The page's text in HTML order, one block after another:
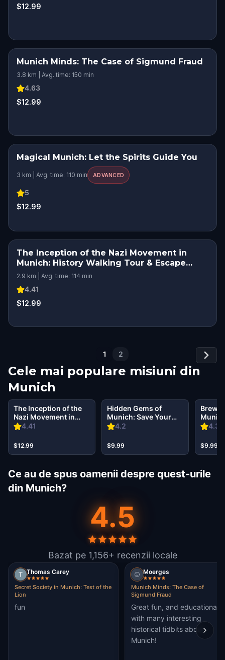
$12.99
Munich Minds: The Case of Sigmund Fraud
3.8 km | Avg. time: 150 min
4.63
$12.99
STEP INTO THE STORY
Magical Munich: Let the Spirits Guide You
3 km | Avg. time: 110 min ADVANCED
5
$12.99
The Inception of the Nazi Movement in
Munich: History Walking Tour & Escape
Game
2.9 km | Avg. time: 114 min
4.41
$12.99
1 2
Cele mai populare misiuni din
Munich
4.41
The Inception of the
Nazi Movement in
Munich: History
Escape Game
$12.99
4.2
Hidden Gems of
Munich: Save Your
Friend
$9.99
4.37
$9.99
Ce au de spus oamenii despre quest-urile
din Munich?
4.5
Bazat pe 1,156+ recenzii locale
Thomas Carey
Secret Society in Munich: Test of the
Lion
fun
Moerges
Munich Minds: The Case of
Sigmund Fraud
Great fun, and educational,
with many interesting
historical tidbits about
Munich!